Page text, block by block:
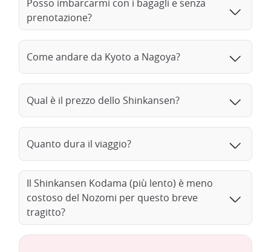
Posso imbarcarmi con i bagagli e senza
prenotazione?
Come andare da Kyoto a Nagoya?
Qual è il prezzo dello Shinkansen?
Quanto dura il viaggio?
Il Shinkansen Kodama (più lento) è meno
costoso del Nozomi per questo breve
tragitto?